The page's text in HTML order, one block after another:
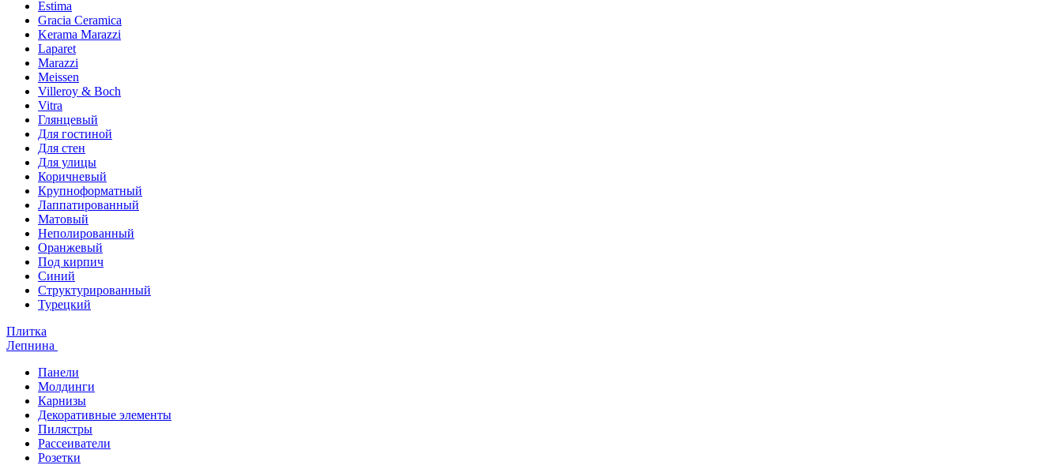
Estima
Gracia Ceramica
Kerama Marazzi
Laparet
Marazzi
Meissen
Villeroy & Boch
Vitra
Глянцевый
Для гостиной
Для стен
Для улицы
Коричневый
Крупноформатный
Лаппатированный
Матовый
Неполированный
Оранжевый
Под кирпич
Синий
Структурированный
Турецкий
Плитка
Лепнина
Панели
Молдинги
Карнизы
Декоративные элементы
Пилястры
Рассеиватели
Розетки